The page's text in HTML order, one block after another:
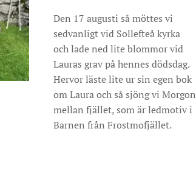
Den 17 augusti så möttes vi
sedvanligt vid Sollefteå kyrka
och lade ned lite blommor vid
Lauras grav på hennes dödsdag.
Hervor läste lite ur sin egen bok
om Laura och så sjöng vi Morgon
mellan fjället, som är ledmotiv i
Barnen från Frostmofjället.